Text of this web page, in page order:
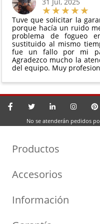
Tuve que solicitar la
porque hacía un ruido
problema de fogueo
sustituido al mismo
fue un fallo por mi
Agradezco mucho la
del equipo. Muy
No se atenderán pedidos
Productos
Turbos por Marca
Cartuchos
Accesorios
Geometrías
Información